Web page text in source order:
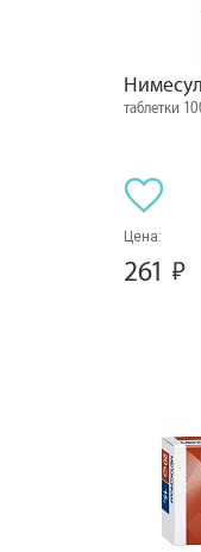
таблетки
Цена:
261